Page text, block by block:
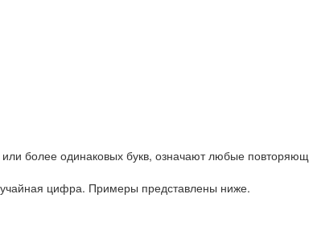
более одинаковых букв, означают любые
цифра. Примеры представлены ниже.